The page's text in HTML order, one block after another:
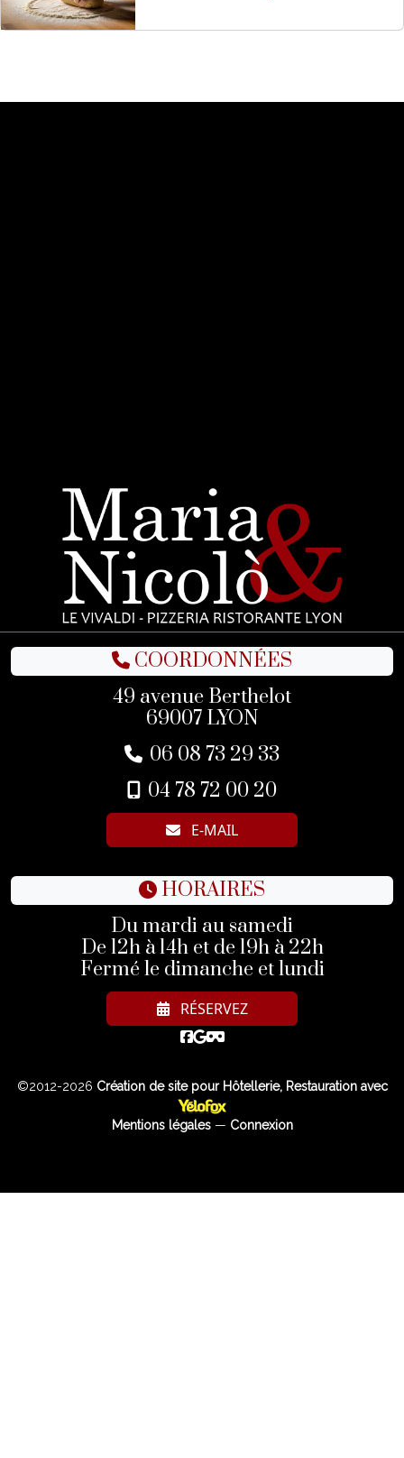
COORDONNÉES
49 avenue Berthelot
69007 LYON
06 08 73 29 33
04 78 72 00 20
E-MAIL
HORAIRES
Du mardi au samedi
De 12h à 14h et de 19h à 22h
Fermé le dimanche et lundi
RÉSERVEZ
©2012-2026 Création de site pour Hôtellerie, Restauration avec
Mentions légales— Connexion